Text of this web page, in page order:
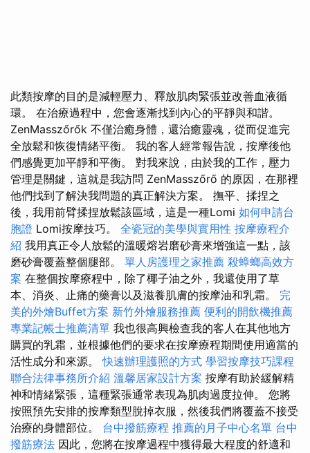
此類按摩的目的是減輕壓力、釋放肌肉緊張並改善血液循
環。 在治療過程中，您會逐漸找到內心的平靜與和諧。
ZenMasszőrők 不僅治癒身體，還治癒靈魂，從而促進完
全放鬆和恢復情緒平衡。 我的客人經常報告說，按摩後他
們感覺更加平靜和平衡。 對我來說，由於我的工作，壓力
管理是關鍵，這就是我訪問 ZenMasszőrő 的原因，在那裡
他們找到了解決我問題的真正解決方案。 撫平、揉捏之
後，我用前臂揉捏放鬆該區域，這是一種Lomi 如何申請台
胞證 Lomi按摩技巧。 全瓷冠的美學與實用性 按摩療程介
紹 我用真正令人放鬆的溫暖熔岩磨砂膏來增強這一點，該
磨砂膏覆蓋整個腿部。 單人房護理之家推薦 殺蟑螂高效方
案 在整個按摩療程中，除了椰子油之外，我還使用了草
本、消炎、止痛的藥膏以及滋養肌膚的按摩油和乳霜。 完
美的外燴Buffet方案 新竹外燴服務推薦 便利的開飲機推薦
專業記帳士推薦清單 我也很高興檢查我的客人在其他地方
購買的乳霜，並根據他們的要求在按摩療程期間使用適當的
活性成分和來源。快速辦理護照的方式 學習按摩技巧課程
聯合法律事務所介紹 溫馨居家設計方案 按摩有助於緩解精
神和情緒緊張，這種緊張通常表現為肌肉過度拉伸。 您將
按照預先安排的按摩類型脫掉衣服，然後我們將覆蓋不接受
治療的身體部位。 台中撥筋療程 推薦的月子中心名單 台中
撥筋療法 因此，您將在按摩過程中獲得最大程度的舒適和